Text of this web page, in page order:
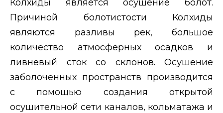
Колхиды является осушение болот.
Причиной болотистости Колхиды
являются разливы рек, большое
количество атмосферных осадков и
ливневый сток со склонов. Осушение
заболоченных пространств производится
с помощью создания открытой
осушительной сети каналов, кольматажа и